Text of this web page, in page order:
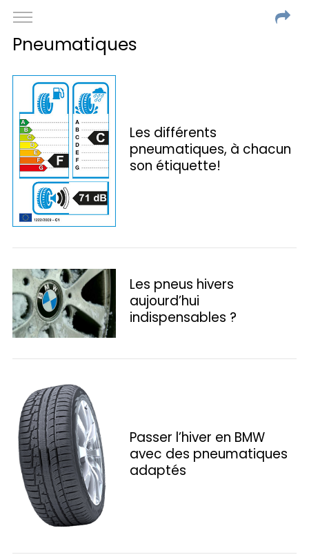
Pneumatiques
Les différents
pneumatiques, à chacun
son étiquette!
Les pneus hivers
aujourd’hui
indispensables ?
Passer l’hiver en BMW
avec des pneumatiques
adaptés